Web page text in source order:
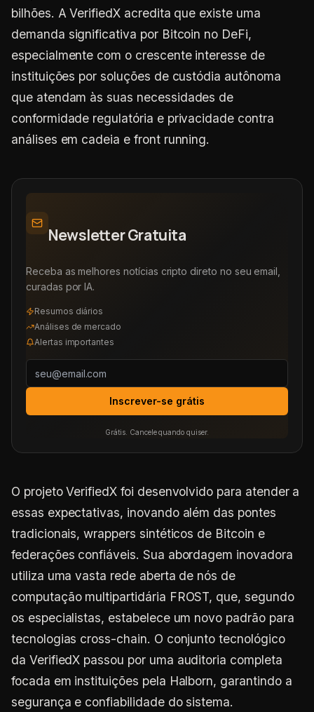
bilhões. A VerifiedX acredita que existe uma
demanda significativa por Bitcoin no DeFi,
especialmente com o crescente interesse de
instituições por soluções de custódia autônoma
que atendam às suas necessidades de
conformidade regulatória e privacidade contra
análises em cadeia e front running.
Newsletter Gratuita
Receba as melhores notícias cripto direto no seu email,
curadas por IA.
Resumos diários
Análises de mercado
Alertas importantes
Inscrever-se grátis
Grátis. Cancele quando quiser.
O projeto VerifiedX foi desenvolvido para atender a
essas expectativas, inovando além das pontes
tradicionais, wrappers sintéticos de Bitcoin e
federações confiáveis. Sua abordagem inovadora
utiliza uma vasta rede aberta de nós de
computação multipartidária FROST, que, segundo
os especialistas, estabelece um novo padrão para
tecnologias cross-chain. O conjunto tecnológico
da VerifiedX passou por uma auditoria completa
focada em instituições pela Halborn, garantindo a
segurança e confiabilidade do sistema.